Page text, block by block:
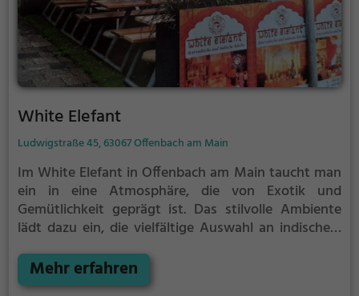
White Elefant
Ludwigstraße 45, 63067 Offenbach am Main
Im White Elefant in Offenbach am Main taucht man
ein in eine Atmosphäre, die von Exotik und
Gemütlichkeit geprägt ist. Das stilvolle Ambiente
lädt dazu ein, die vielfältige Auswahl an indischen,
Bei einem Besuch im White Elefant kann man sich
auf kulinarische Genüsse freuen, die die Sinne
Mehr erfahren